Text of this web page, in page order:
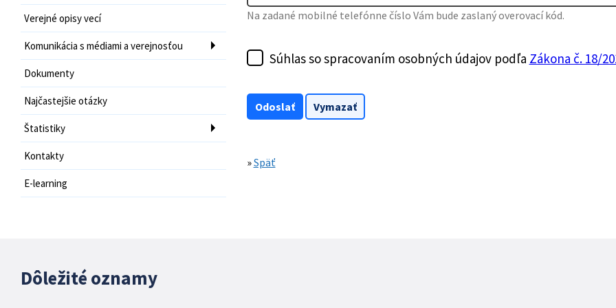
Verejné opisy vecí
Komunikácia s médiami a verejnosťou
Dokumenty
Najčastejšie otázky
Štatistiky
Kontakty
E-learning
Na zadané mobilné telefónne číslo Vám bude zaslaný overovací kód.
Súhlas so spracovaním osobných údajov podľa Zákona č. 18/
»Späť
Dôležité oznamy